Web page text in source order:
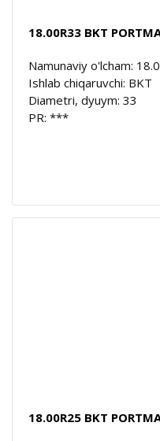
18.00R33 BKT
Namunaviy o'lcham:
Ishlab chiqaruvchi: BKT
Diametri, dyuym: 33
PR: ***
18.00R25 BKT